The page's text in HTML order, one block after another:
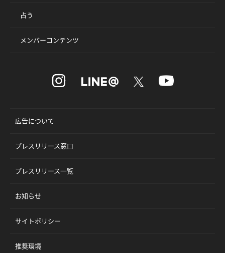
占う
メンバーコンテンツ
広告について
プレスリリース窓口
プレスリリース一覧
お知らせ
サイトポリシー
推奨環境